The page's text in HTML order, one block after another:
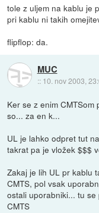
tole z uljem na kablu je
pri kablu ni takih
flipflop: da.
MUC
:: 10. nov 2003,
Ker se z enim
so... za en k...
UL je lahko odpret tut
takrat pa je vložek $$$
Zakaj je lih UL pr kablu
CMTS, pol vsak
ostali uporabniki... tu
CMTS